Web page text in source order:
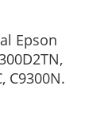
Epson
C9300N.